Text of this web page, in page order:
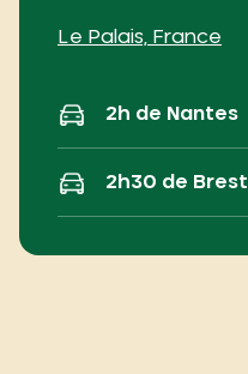
Le Palais, France
2h de Nantes
2h30 de Brest